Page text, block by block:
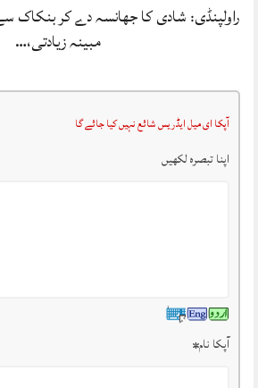
راولپنڈی: شادی کا جھانسہ دے کر
مبینہ زیادتی،…
آپکا ای میل ایڈریس شائع نہیں کیا جائے گا
اپنا تبصرہ لکھیں
آپکا نام*